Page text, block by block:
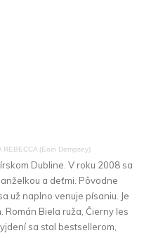
REBECCA (Eoin Dempsey)
Dubline. V roku 2008 sa
a deťmi. Pôvodne
už naplno venuje písaniu. Je
Román Biela ruža, Čierny les
sa stal bestsellerom,